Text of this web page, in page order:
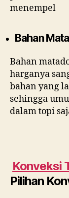
menempel
Bahan
Bahan
harganya
bahan yang
sehingga
dalam topi
Konveksi
Pilihan